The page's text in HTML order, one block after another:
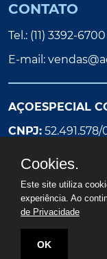
CONTATO
Tel.: (11) 3392-6700
E-mail:
AÇOESPECIAL
CNPJ: 52.491.578/
Cookies.
Este site utiliza
experiência. Ao
de Privacidade
OK